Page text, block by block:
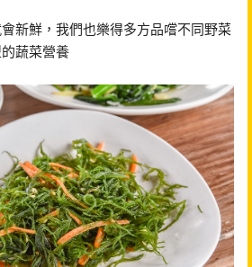
新鮮，我們也樂得多方品嚐不同野菜
蔬菜營養